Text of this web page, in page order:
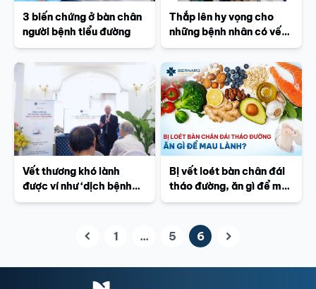
3 biến chứng ở bàn chân
người bệnh tiểu đường
Thắp lên hy vọng cho
những bệnh nhân có vết
thương khó lành
Vết thương khó lành
được ví như ‘dịch bệnh
thầm lặng của thời đại
Bị vết loét bàn chân đái
tháo đường, ăn gì để mau
lành?
1 ... 5 6
(current)